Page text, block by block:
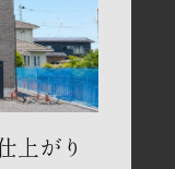
上がり